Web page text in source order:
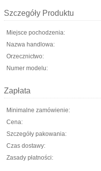
Szczegóły Produktu
Miejsce pochodzenia:
Nazwa handlowa:
Orzecznictwo:
Numer modelu:
Zapłata
Minimalne zamówienie:
Cena:
Szczegóły pakowania:
Czas dostawy:
Zasady płatności: